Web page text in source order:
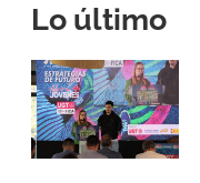
Lo último